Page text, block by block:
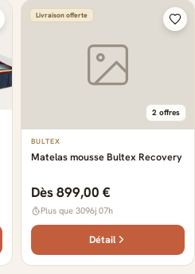
Livraison offerte
2 offres
BULTEX
Matelas mousse Bultex Recovery
Dès 899,00 €
Plus que 3096j 07h
Détail